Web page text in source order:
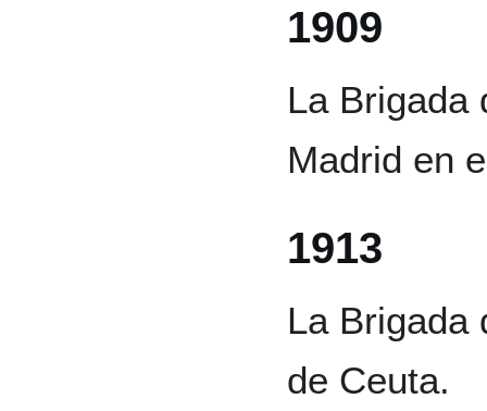
1909
La Brigada
Madrid en
1913
La Brigada
de Ceuta.